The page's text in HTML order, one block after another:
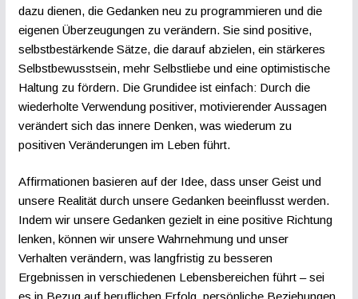
dazu dienen, die Gedanken neu zu programmieren und die
eigenen Überzeugungen zu verändern. Sie sind positive,
selbstbestärkende Sätze, die darauf abzielen, ein stärkeres
Selbstbewusstsein, mehr Selbstliebe und eine optimistische
Haltung zu fördern. Die Grundidee ist einfach: Durch die
wiederholte Verwendung positiver, motivierender Aussagen
verändert sich das innere Denken, was wiederum zu
positiven Veränderungen im Leben führt.
Affirmationen basieren auf der Idee, dass unser Geist und
unsere Realität durch unsere Gedanken beeinflusst werden.
Indem wir unsere Gedanken gezielt in eine positive Richtung
lenken, können wir unsere Wahrnehmung und unser
Verhalten verändern, was langfristig zu besseren
Ergebnissen in verschiedenen Lebensbereichen führt – sei